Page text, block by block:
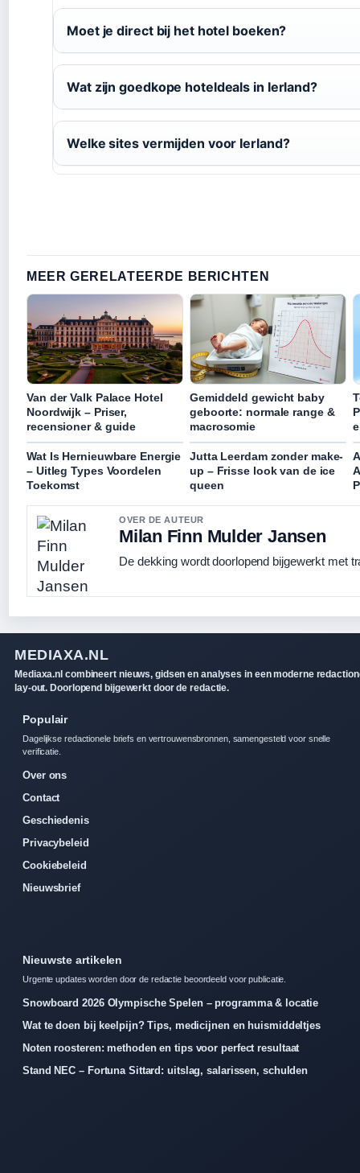
Moet je direct bij het hotel boeken?
Wat zijn goedkope hoteldeals in Ierland?
Welke sites vermijden voor Ierland?
MEER GERELATEERDE BERICHTEN
Van der Valk Palace Hotel
Noordwijk – Priser,
recensioner & guide
Gemiddeld gewicht baby
geboorte: normale range &
macrosomie
Wat Is Hernieuwbare Energie
– Uitleg Types Voordelen
Toekomst
Jutta Leerdam zonder make-
up – Frisse look van de ice
queen
OVER DE AUTEUR
Milan Finn Mulder Jansen
De dekking wordt doorlopend bijgewerkt met
MEDIAXA.NL
Mediaxa.nl combineert nieuws, gidsen en analyses in een moderne
lay-out. Doorlopend bijgewerkt door de redactie.
Populair
Dagelijkse redactionele briefs en vertrouwensbronnen, samengesteld voor snelle
verificatie.
Over ons
Contact
Geschiedenis
Privacybeleid
Cookiebeleid
Nieuwsbrief
Nieuwste artikelen
Urgente updates worden door de redactie beoordeeld voor publicatie.
Snowboard 2026 Olympische Spelen – programma & locatie
Wat te doen bij keelpijn? Tips, medicijnen en huismiddeltjes
Noten roosteren: methoden en tips voor perfect resultaat
Stand NEC – Fortuna Sittard: uitslag, salarissen, schulden